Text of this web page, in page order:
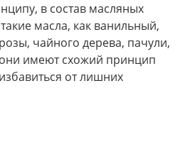
в состав масляных
масла, как ванильный,
чайного дерева, пачули,
имеют схожий принцип
от лишних